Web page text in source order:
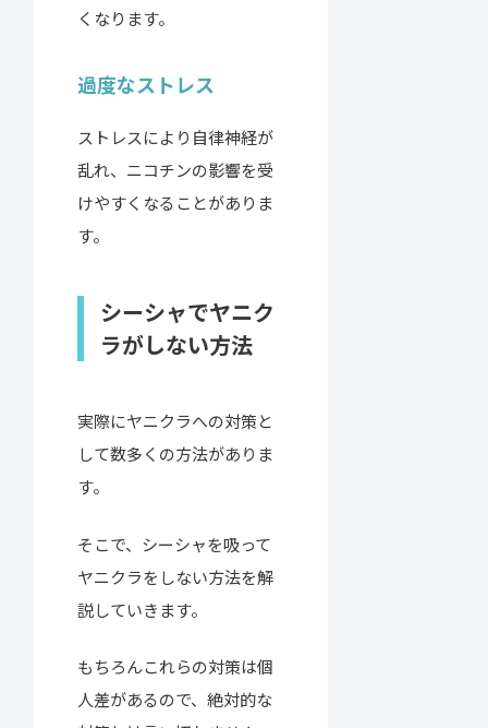
くなります。
過度なストレス
ストレスにより自律神経が
乱れ、ニコチンの影響を受
けやすくなることがありま
す。
シーシャでヤニク
ラがしない方法
実際にヤニクラへの対策と
して数多くの方法がありま
す。
そこで、シーシャを吸って
ヤニクラをしない方法を解
説していきます。
もちろんこれらの対策は個
人差があるので、絶対的な